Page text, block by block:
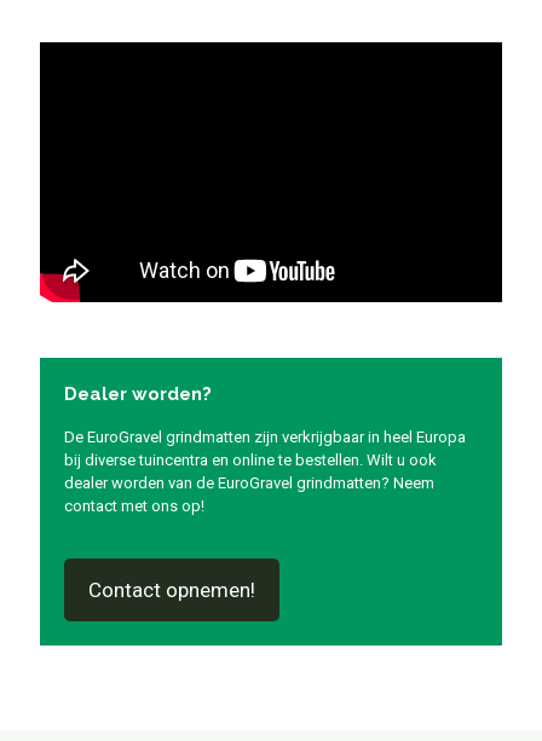
Dealer worden?
De EuroGravel grindmatten zijn verkrijgbaar in heel Europa
bij diverse tuincentra en online te bestellen. Wilt u ook
dealer worden van de EuroGravel grindmatten? Neem
contact met ons op!
Contact opnemen!